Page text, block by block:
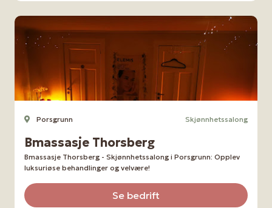
Porsgrunn Skjønnhetssalong
Bmassasje Thorsberg
Bmassasje Thorsberg - Skjønnhetssalong i Porsgrunn: Opplev
luksuriøse behandlinger og velvære!
Se bedrift